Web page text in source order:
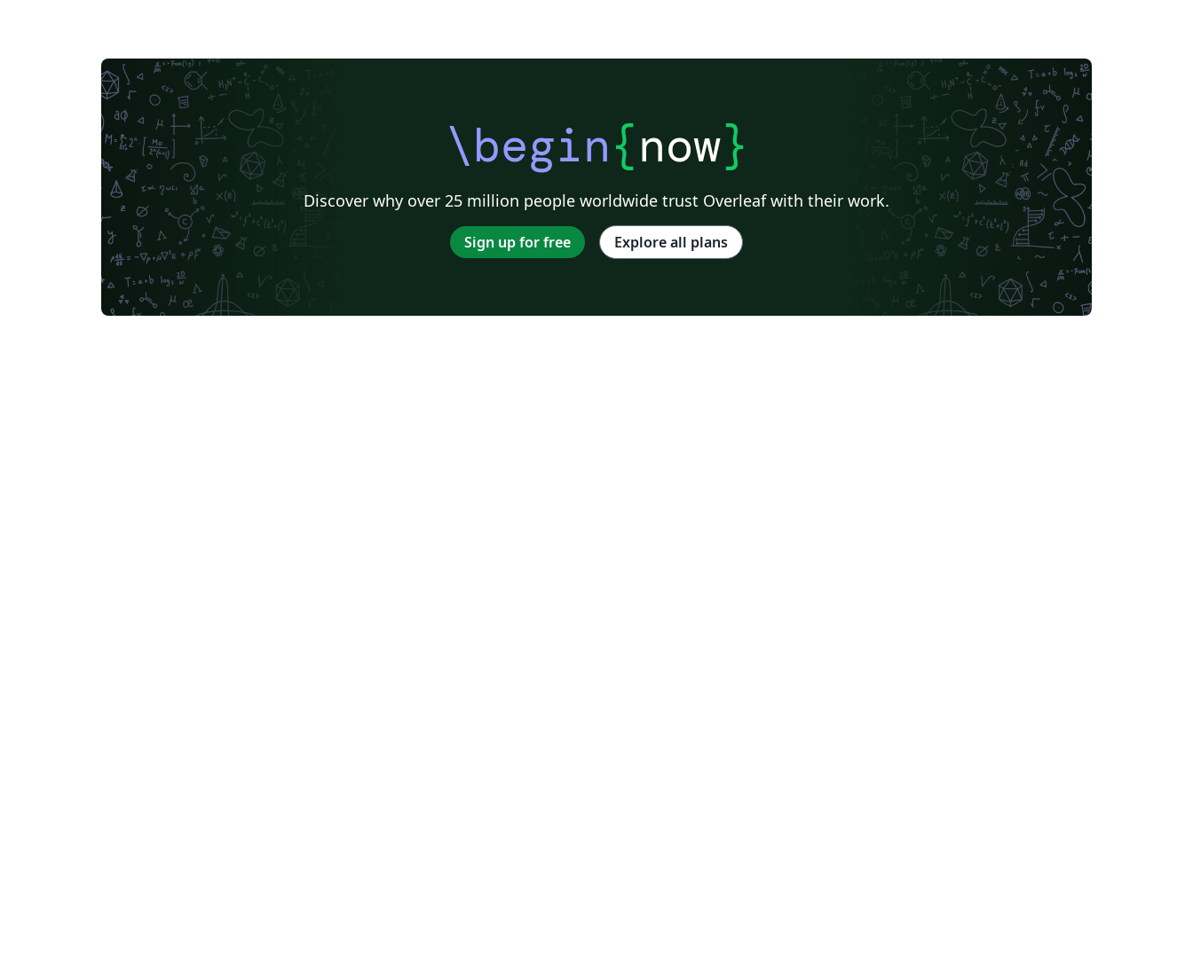
\begin{now}
Discover why over 25 million people worldwide trust Overleaf with their work.
Sign up for free Explore all plans